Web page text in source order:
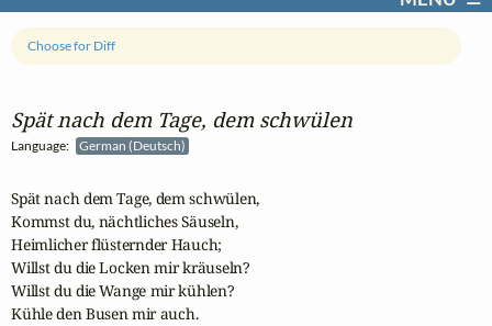
Spät nach dem Tage, dem schwülen
Language: German (Deutsch)
Choose for Diff
Spät nach dem Tage, dem schwülen,
Kommst du, nächtliches Säuseln,
Heimlicher flüsternder Hauch;
Willst du die Locken mir kräuseln?
Willst du die Wange mir kühlen?
Kühle den Busen mir auch.